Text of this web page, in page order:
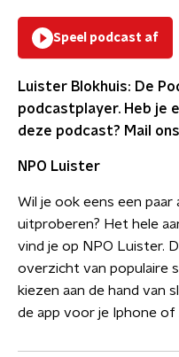
Speel podcast af
Luister Blokhuis: De
podcastplayer. Heb je
deze podcast? Mail
NPO Luister
Wil je ook eens een
uitproberen? Het hele
vind je op NPO Luister.
overzicht van populaire
kiezen aan de hand van
de app voor je Iphone